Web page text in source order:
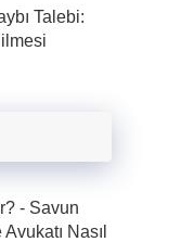
Talebi:
- Savun
Nasıl